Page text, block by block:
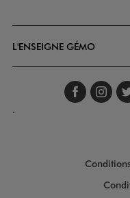
L'ENSEIGNE GÉMO
.